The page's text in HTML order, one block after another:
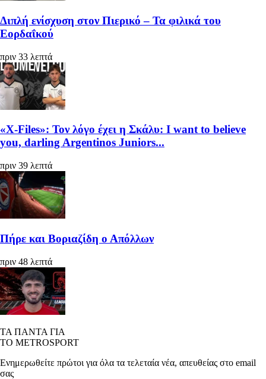
Διπλή ενίσχυση στον Πιερικό – Τα φιλικά του
Εορδαΐκού
πριν 33 λεπτά
«X-Files»: Τον λόγο έχει η Σκάλυ: I want to believe
you, darling Argentinos Juniors...
πριν 39 λεπτά
Πήρε και Βοριαζίδη ο Απόλλων
πριν 48 λεπτά
ΤΑ ΠΑΝΤΑ ΓΙΑ
ΤΟ METROSPORT
Ενημερωθείτε πρώτοι για όλα τα τελεταία νέα, απευθείας στο email
σας